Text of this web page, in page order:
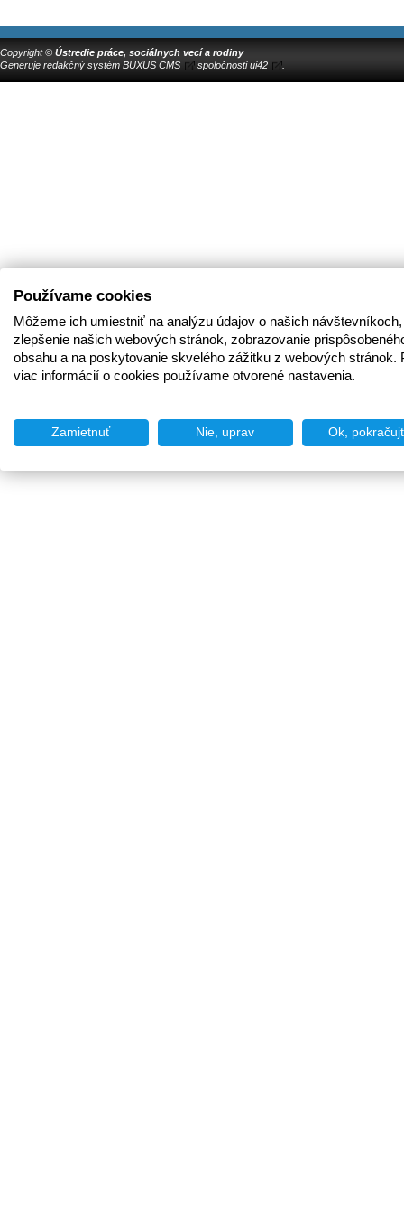
Copyright © Ústredie práce, sociálnych vecí a rodiny
Generuje redakčný systém BUXUS CMS spoločnostiui42
Používame cookies
Môžeme ich umiestniť na analýzu údajov o našich
zlepšenie našich webových stránok, zobrazovanie
obsahu a na poskytovanie skvelého zážitku z webových stránok.
viac informácií o cookies používame otvorené nastavenia.
Zamietnuť Nie, uprav Ok,